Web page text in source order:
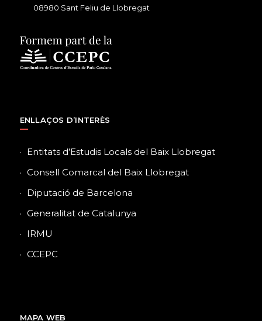
08980 Sant Feliu de Llobregat
ENLLAÇOS D’INTERÈS
Entitats d’Estudis Locals del Baix Llobregat
Consell Comarcal del Baix Llobregat
Diputació de Barcelona
Generalitat de Catalunya
IRMU
CCEPC
MAPA WEB